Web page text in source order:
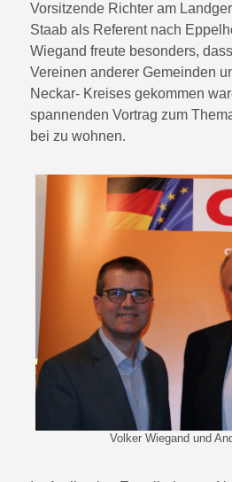
Vorsitzende Richter am
Staab als Referent nach
Wiegand freute besonders,
Vereinen anderer Gemeinden
Neckar- Kreises gekommen
spannenden Vortrag zum
bei zu wohnen.
Volker Wiegand und